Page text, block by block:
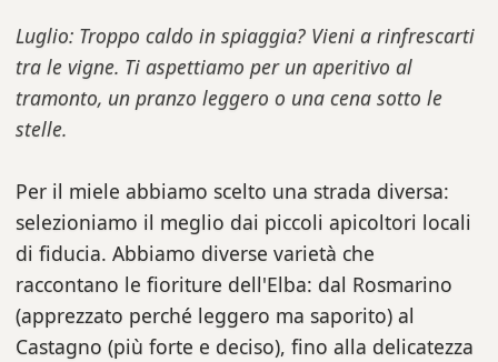
Luglio: Troppo caldo in spiaggia? Vieni a rinfrescarti
tra le vigne. Ti aspettiamo per un aperitivo al
tramonto, un pranzo leggero o una cena sotto le
stelle.
Per il miele abbiamo scelto una strada diversa:
selezioniamo il meglio dai piccoli apicoltori locali
di fiducia. Abbiamo diverse varietà che
raccontano le fioriture dell'Elba: dal Rosmarino
(apprezzato perché leggero ma saporito) al
Castagno (più forte e deciso), fino alla delicatezza